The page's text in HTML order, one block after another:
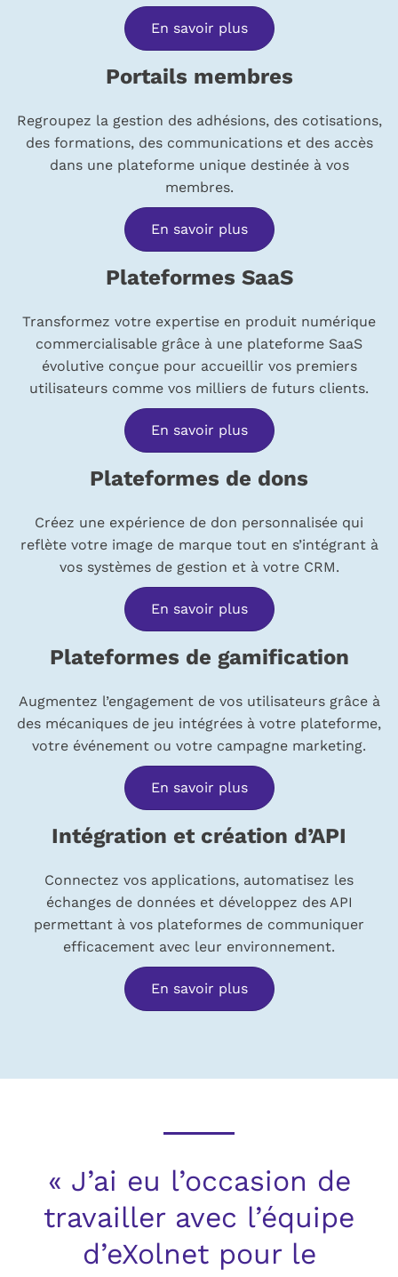
En savoir plus
Portails membres
Regroupez la gestion des adhésions, des cotisations,
des formations, des communications et des accès
dans une plateforme unique destinée à vos
membres.
En savoir plus
Plateformes SaaS
Transformez votre expertise en produit numérique
commercialisable grâce à une plateforme SaaS
évolutive conçue pour accueillir vos premiers
utilisateurs comme vos milliers de futurs clients.
En savoir plus
Plateformes de dons
Créez une expérience de don personnalisée qui
reflète votre image de marque tout en s’intégrant à
vos systèmes de gestion et à votre CRM.
En savoir plus
Plateformes de gamification
Augmentez l’engagement de vos utilisateurs grâce à
des mécaniques de jeu intégrées à votre plateforme,
votre événement ou votre campagne marketing.
En savoir plus
Intégration et création d’API
Connectez vos applications, automatisez les
échanges de données et développez des API
permettant à vos plateformes de communiquer
efficacement avec leur environnement.
En savoir plus
« J’ai eu l’occasion de
travailler avec l’équipe
d’eXolnet pour le